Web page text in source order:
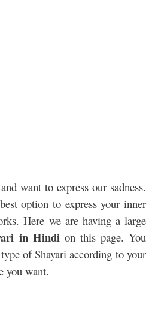
want to express our sadness.
option to express your inner
Here we are having a large
in Hindi on this page. You
of Shayari according to your
you want.